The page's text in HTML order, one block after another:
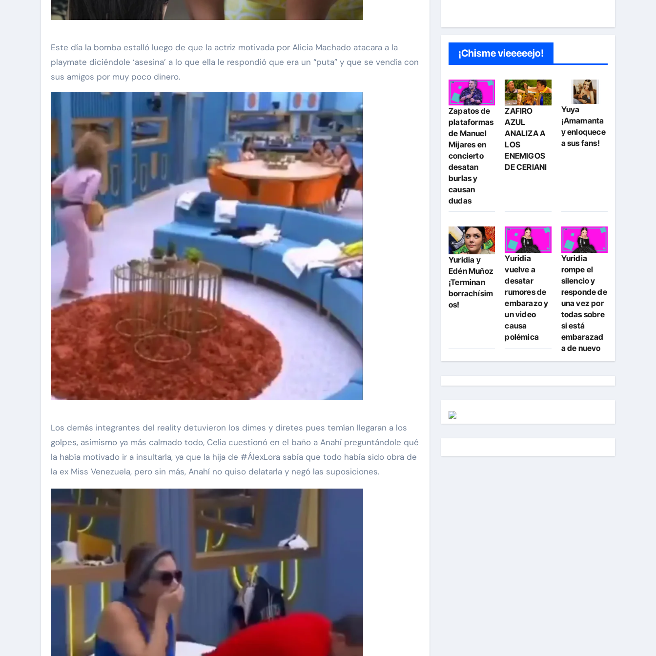
Este día la bomba estalló luego de que la actriz motivada por Alicia Machado atacara a la
playmate diciéndole ‘asesina’ a lo que ella le respondió que era un “puta” y que se vendía con
sus amigos por muy poco dinero.
Los demás integrantes del reality detuvieron los dimes y diretes pues temían llegaran a los
golpes, asimismo ya más calmado todo, Celia cuestionó en el baño a Anahí preguntándole qué
la había motivado ir a insultarla, ya que la hija de #ÁlexLora sabía que todo había sido obra de
la ex Miss Venezuela, pero sin más, Anahí no quiso delatarla y negó las suposiciones.
¡Chisme vieeeeejo!
Zapatos de
plataformas
de Manuel
Mijares en
concierto
desatan
burlas y
causan
dudas
ZAFIRO
AZUL
ANALIZA A
LOS
ENEMIGOS
DE CERIANI
Yuya
¡Amamanta
y enloquece
a sus fans!
Yuridia y
Edén Muñoz
¡Terminan
borrachísim
os!
Yuridia
vuelve a
desatar
rumores de
embarazo y
un video
causa
polémica
Yuridia
rompe el
silencio y
responde de
una vez por
todas sobre
si está
embarazad
a de nuevo